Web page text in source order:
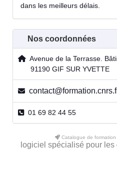
dans les meilleurs délais.
Nos coordonnées
Avenue de la Terrasse.
91190 GIF SUR YVETTE
01 69 82 44 55
Catalogue de formation
logiciel spécialisé pour